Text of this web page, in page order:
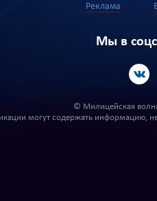
Реклама
Мы в
© Милицейская
могут содержать информацию,